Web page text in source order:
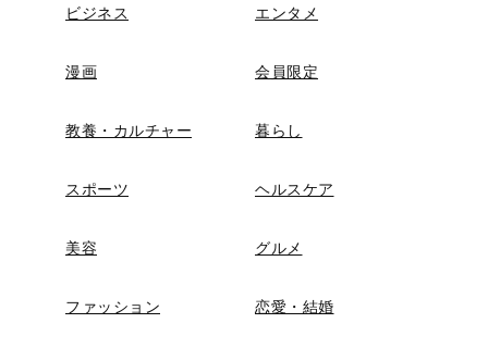
ビジネス エンタメ
漫画 会員限定
教養・カルチャー 暮らし
スポーツ ヘルスケア
美容 グルメ
ファッション 恋愛・結婚